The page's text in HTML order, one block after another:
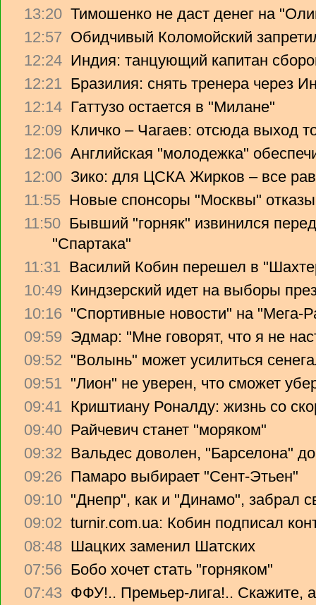
13:20 Тимошенко не даст денег на
12:57 Обидчивый Коломойский
12:24 Индия: танцующий капитан
12:21 Бразилия: снять тренера через
12:14 Гаттузо остается в "Милане"
12:09 Кличко – Чагаев: отсюда выход
12:06 Английская "молодежка"
12:00 Зико: для ЦСКА Жирков – все
11:55 Новые спонсоры "Москвы"
11:50 Бывший "горняк" извинился
"Спартака"
11:31 Василий Кобин перешел в
10:49 Киндзерский идет на выборы
10:16 "Спортивные новости" на "Мега-
09:59 Эдмар: "Мне говорят, что я не
09:52 "Волынь" может усилиться
09:51 "Лион" не уверен, что сможет
09:41 Криштиану Роналду: жизнь со
09:40 Райчевич станет "моряком"
09:32 Вальдес доволен, "Барселона"
09:26 Памаро выбирает "Сент-Этьен"
09:10 "Днепр", как и "Динамо", забрал
09:02 turnir.com.ua: Кобин подписал
08:48 Шацких заменил Шатских
07:56 Бобо хочет стать "горняком"
07:43 ФФУ!.. Премьер-лига!.. Скажите,